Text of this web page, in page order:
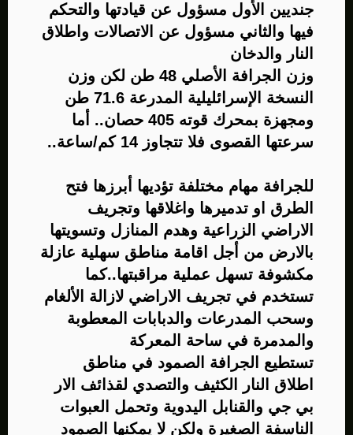
جنديين الأول مسؤول عن قيادتها والتحكم
فيها والثاني مسؤول عن الاتصالات واطلاق
النار والدخان
وزن الجرافة الأصلي 48 طن لكن وزن
النسخة الإسرائليلية المدرعة 71.6 طن
ومجهزة بمحرك قوته 405 حصان.. أما
سرعتها القصوى فلا تتجاوز 14 كم/ساعة..​
للجرافة مهام مختلفة تؤديها أبرزها فتح
الطرق او تدميرها واغلاقها وتجريف
الاراضي الزراعية وهدم المنازل وتسويتها
بالارض من أجل اقامة مناطق سهلية عازلة
مكشوفة تسهل عملية مراقبتها..كما
تستخدم في تجريف الاراضي لازالة الألغام
وسحب المدرعات والدبابات المعطوبة
والمدمرة في ساحة المعركة​
تستطيع الجرافة الصمود في مناطق
اطلاق النار الكثيف والتصدي لقذائف الار
بي جي والقنابل اليدوية وتحمل العبوات
الناسفة الصغيرة ولكن لا يمكنها الصمود